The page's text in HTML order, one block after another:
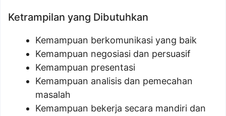
Ketrampilan yang Dibutuhkan
Kemampuan berkomunikasi yang baik
Kemampuan negosiasi dan persuasif
Kemampuan presentasi
Kemampuan analisis dan pemecahan
masalah
Kemampuan bekerja secara mandiri dan